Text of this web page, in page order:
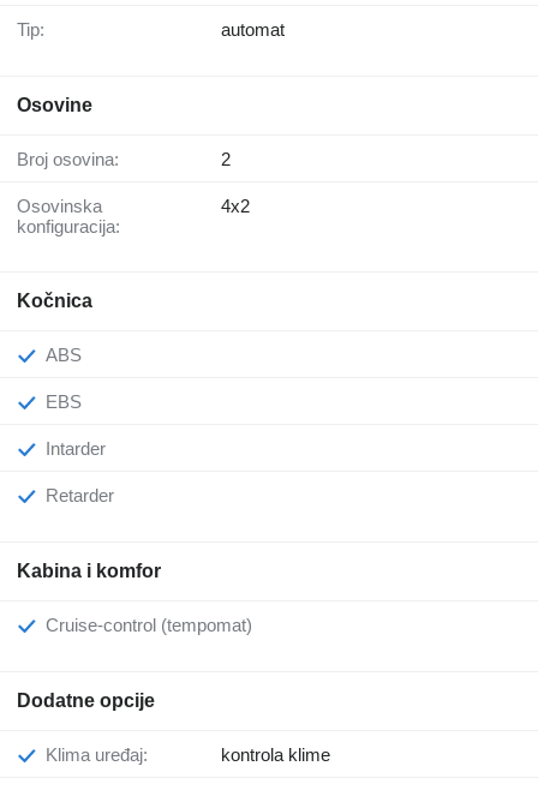
Tip: automat
Osovine
Broj osovina: 2
Osovinska
konfiguracija:
4x2
Kočnica
ABS
EBS
Intarder
Retarder
Kabina i komfor
Cruise-control (tempomat)
Dodatne opcije
Klima uređaj: kontrola klime